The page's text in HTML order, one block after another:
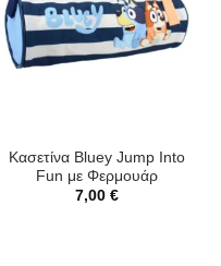
Κασετίνα Bluey Jump Into
Fun με Φερμουάρ
7,00 €